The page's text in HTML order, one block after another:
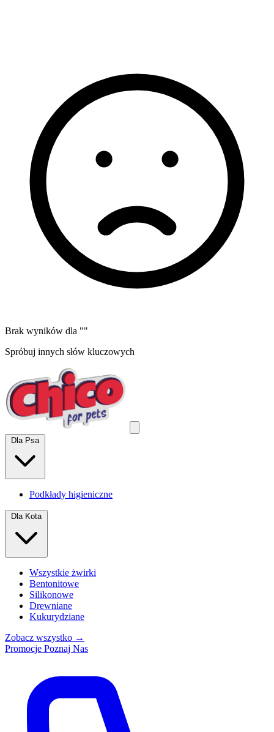
Brak wyników dla ""
Spróbuj innych słów kluczowych
Dla Psa
Podkłady higieniczne
Dla Kota
Wszystkie żwirki
Bentonitowe
Silikonowe
Drewniane
Kukurydziane
Zobacz wszystko →
Promocje Poznaj Nas